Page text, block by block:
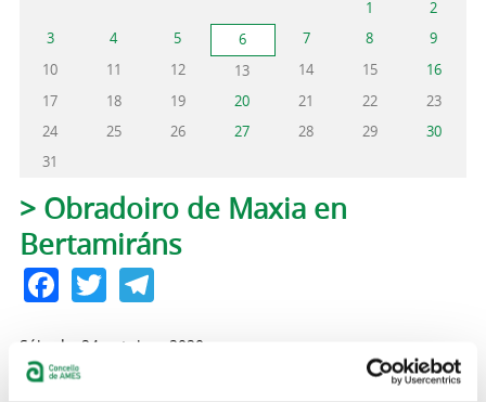
1
2
3
4 5 6 7 8
9
10
11 12 13 14 15
16
17
18 19 20 21 22
23
24
25 26 27 28 29
30
31
Pestanas principais
> Obradoiro de Maxia en
Bertamiráns
Facebook
TwitterTelegram
Sábado, 24 outubro, 2020
ás 11:30